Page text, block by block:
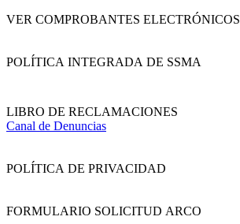
VER COMPROBANTES ELECTRÓNICOS
POLÍTICA INTEGRADA DE SSMA
LIBRO DE RECLAMACIONES
Canal de Denuncias
POLÍTICA DE PRIVACIDAD
FORMULARIO SOLICITUD ARCO